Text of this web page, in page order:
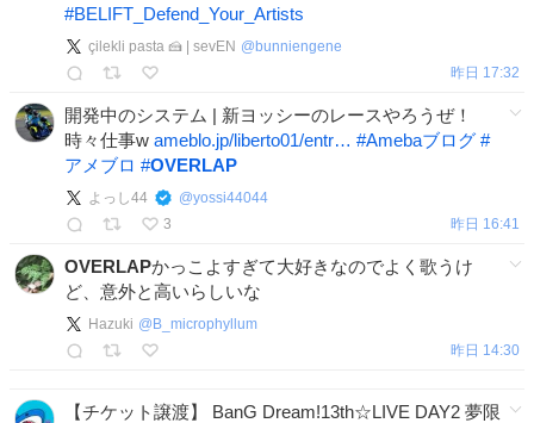
#BELIFT_Defend_Your_Artists
çilekli pasta 🍰 | sevEN @bunniengene
昨日 17:32
開発中のシステム | 新ヨッシーのレースやろうぜ！
時々仕事w ameblo.jp/liberto01/entr… #Amebaブログ #
アメブロ #OVERLAP
よっし44 @yossi44044
3
昨日 16:41
OVERLAPかっこよすぎて大好きなのでよく歌うけ
ど、意外と高いらしいな
Hazuki @ B_microphyllum
昨日 14:30
【チケット譲渡】 BanG Dream!13th☆LIVE DAY2 夢限